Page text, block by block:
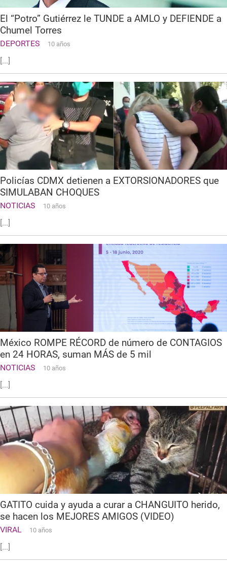
El “Potro” Gutiérrez le TUNDE a AMLO y DEFIENDE a
Chumel Torres
DEPORTES 10 años
[...]
Policías CDMX detienen a EXTORSIONADORES que
SIMULABAN CHOQUES
NOTICIAS 10 años
[...]
México ROMPE RÉCORD de número de CONTAGIOS
en 24 HORAS, suman MÁS de 5 mil
NOTICIAS 10 años
[...]
GATITO cuida y ayuda a curar a CHANGUITO herido,
se hacen los MEJORES AMIGOS (VIDEO)
VIRAL 10 años
[...]